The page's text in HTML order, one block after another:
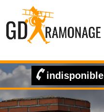
indisponible